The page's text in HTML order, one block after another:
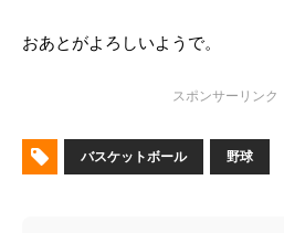
おあとがよろしいようで。
バスケットボール 野球